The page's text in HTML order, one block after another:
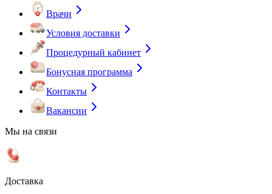
Врачи
Условия доставки
Процедурный кабинет
Бонусная программа
Контакты
Вакансии
Мы на связи
Доставка